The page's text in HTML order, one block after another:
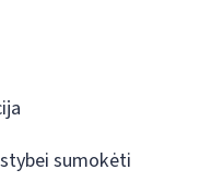
sumokėti